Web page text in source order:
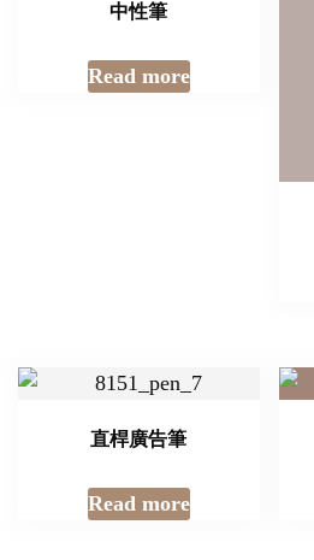
中性筆
Read more
直桿廣告筆
Read more